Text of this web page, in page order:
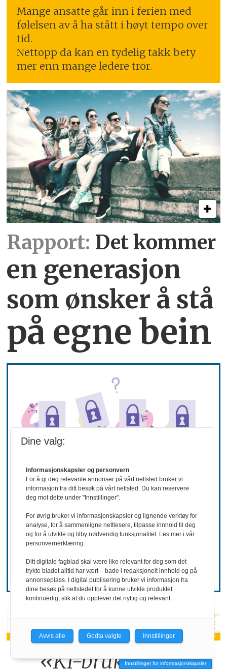
Mange ansatte går inn i ferien med
følelsen av å ha stått i høyt tempo over
tid.
Nettopp da kan en tydelig takk bety
mer enn mange ledere tror.
Rapport: Det kommer
en generasjon
som ønsker å stå
på egne bein
REKRUTTERING
Ønsker mer
hemmelighold
«KI-bruken kan
Innstillinger for informasjonskapsler
Dine valg:
Informasjonskapsler og personvern
For å gi deg relevante annonser på vårt nettsted bruker vi
informasjon fra ditt besøk på vårt nettsted. Du kan reservere
deg mot dette under "Innstillinger".
For øvrig bruker vi informasjonskapsler og lignende verktøy for
analyse, for å sammenligne nettlesere, tilpasse innhold til deg
og for å utvikle og tilby nødvendig funksjonalitet. Les mer i vår
personvernerklæring.
Ditt digitale fagblad skal være like relevant for deg som det
trykte bladet alltid har vært – bade i redaksjonelt innhold og på
annonseplass. I digital publisering bruker vi informasjon fra
dine besøk på nettstedet for å kunne utvikle produktet
kontinuerlig, slik at du opplever det nyttig og relevant.
Avvis alle Godta valgte Innstillinger